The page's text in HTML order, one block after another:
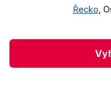
Řecko